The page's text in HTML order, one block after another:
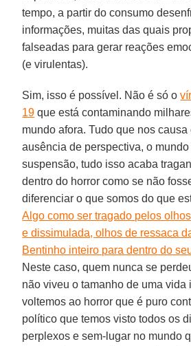
tempo, a partir do consumo
informações, muitas das quais
falseadas para gerar reações
(e virulentas).
Sim, isso é possível. Não é só o
19 que está contaminando
mundo afora. Tudo que nos
ausência de perspectiva, o
suspensão, tudo isso acaba
dentro do horror como se não
diferenciar o que somos do que
Algo como ser tragado pelos
e dissimulada, olhos de ressaca
Bentinho inteiro para dentro do
Neste caso, quem nunca se
não viveu o tamanho de uma vida
voltemos ao horror que é puro
político que temos visto todos os
perplexos e sem-lugar no mundo